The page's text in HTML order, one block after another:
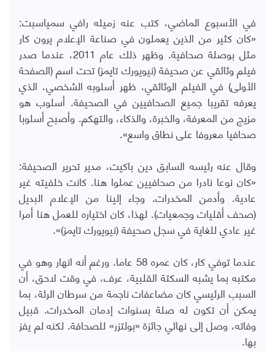
في الأسبوع الماضي، كتب عنه زميله رافي سمياسبت:
«كان كثير من الذين يعملون في صناعة الإعلام يرون كار
مثل بوصلة صحافية. وظهر ذلك عام 2011، عندما صدر
فيلم وثائقي عن صحيفة (نيويورك تايمز) تحت اسم (الصفحة
الأولى) في الفيلم الوثائقي، ظهر أسلوبه الشخصي، الذي
يعرفه تقريبا جميع الصحافيين في الصحيفة. أسلوب هو
مزيج من المعرفة، والخبرة، والذكاء، والتهكم. وأصبح أسلوبا
صحافيا معروفا على نطاق واسع».
وقال عنه رئيسه السابق دين باكيت، مدير تحرير الصحيفة:
«كان نوعا نادرا من صحافيين عملوا هنا. كانت خلفيته غير
عادية. وأدمن المخدرات. وجاء إلينا من الإعلام البديل
(صحف أقليات وجمعيات). لهذا، كان اختياره للعمل هنا أمرا
غير عادي للغاية في سجل صحيفة (نيويورك تايمز)».
عندما توفي كار، كان عمره 58 عاما. ورغم أنه انهار وهو في
مكتبه بما يشبه السكتة القلبية، عرف، في وقت لاحق، أن
السبب الرئيسي كان مضاعفات ناجمة من سرطان الرئة، بما
يمكن أن تكون له صلة بسنوات إدمان المخدرات. قبيل
وفاته، وصل إلى نهائي جائزة «بولتزر» للصحافة. لكنه لم يفز
بها.